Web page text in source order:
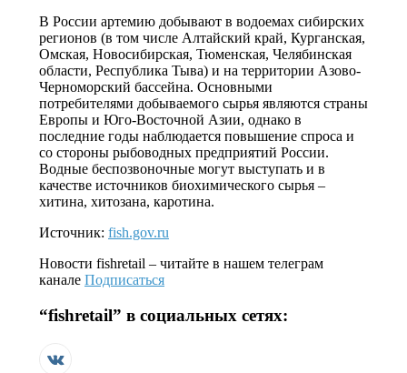
В России артемию добывают в водоемах сибирских
регионов (в том числе Алтайский край, Курганская,
Омская, Новосибирская, Тюменская, Челябинская
области, Республика Тыва) и на территории Азово-
Черноморский бассейна. Основными
потребителями добываемого сырья являются страны
Европы и Юго-Восточной Азии, однако в
последние годы наблюдается повышение спроса и
со стороны рыбоводных предприятий России.
Водные беспозвоночные могут выступать и в
качестве источников биохимического сырья –
хитина, хитозана, каротина.
Источник: fish.gov.ru
Новости fishretail – читайте в нашем телеграм
канале Подписаться
“fishretail” в социальных сетях: